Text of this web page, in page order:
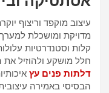
עיצוב מוקפד וריצוף
מדויקת ומושכלת
קלות וסטנדרטיות
חלל מושקע ולהוזיל
דלתות פנים עץ
הבסיסי באמירה